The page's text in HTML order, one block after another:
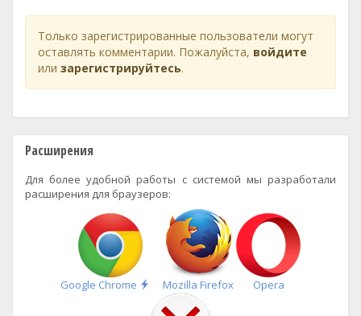
Только зарегистрированные пользователи могут
оставлять комментарии. Пожалуйста, войдите
или зарегистрируйтесь.
Расширения
Для более удобной работы с системой мы разработали
расширения для браузеров:
Google Chrome
Быстрая
установка
Mozilla Firefox Opera